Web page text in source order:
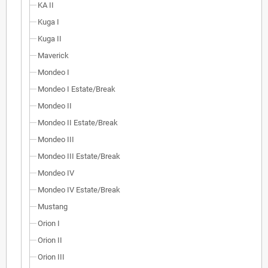
KA II
Kuga I
Kuga II
Maverick
Mondeo I
Mondeo I Estate/Break
Mondeo II
Mondeo II Estate/Break
Mondeo III
Mondeo III Estate/Break
Mondeo IV
Mondeo IV Estate/Break
Mustang
Orion I
Orion II
Orion III